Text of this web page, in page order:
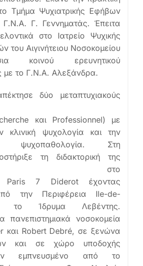
Τμήμα Ψυχιατρικής Εφήβων
Γ. Γεννηματάς. Έπειτα
στο Ιατρείο Ψυχικής
του Αιγινήτειου Νοσοκομείου
κοινού ερευνητικού
με το Γ.Ν.Α. Αλεξάνδρα.
δύο μεταπτυχιακούς
και Professionnel) με
κλινική ψυχολογία και την
ψυχοπαθολογία. Στη
τη διδακτορική της
στο
Paris 7 Diderot έχοντας
την Περιφέρεια Ile-de-
το Ίδρυμα Λεβέντης.
πανεπιστημιακά νοσοκομεία
και Robert Debré, σε ξενώνα
και σε χώρο υποδοχής
εμπνευσμένο από το